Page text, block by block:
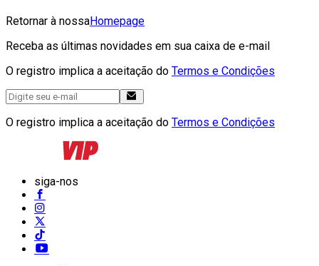
Retornar à nossaHomepage
Receba as últimas novidades em sua caixa de e-mail
O registro implica a aceitação do Termos e Condições
O registro implica a aceitação do Termos e Condições
siga-nos